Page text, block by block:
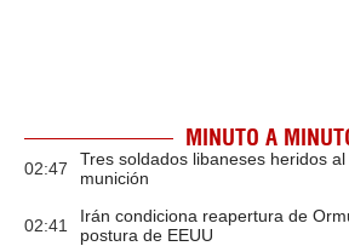
MINUTO A
02:47
Tres soldados libaneses heridos
munición
02:41
Irán condiciona reapertura de
postura de EEUU